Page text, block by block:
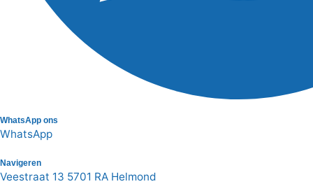
WhatsApp ons
WhatsApp
Navigeren
Veestraat 13 5701 RA Helmond